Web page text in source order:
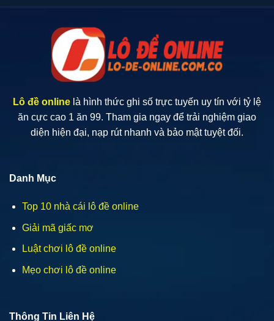
Áp
Dụng
Hiệu
Quả
Lô đề online là hình thức ghi số trực tuyến uy tín với tỷ lệ
ăn cực cao 1 ăn 99. Tham gia ngay để trải nghiệm giao
diện hiện đại, nạp rút nhanh và bảo mật tuyệt đối.
Danh Mục
Top 10 nhà cái lô đề online
Giải mã giấc mơ
Luật chơi lô đề online
Mẹo chơi lô đề online
Thông Tin Liên Hệ